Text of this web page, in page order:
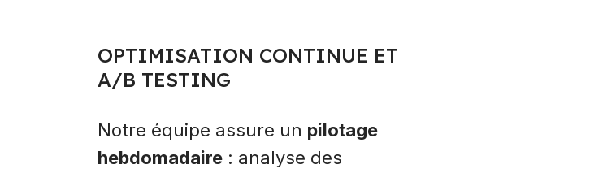
OPTIMISATION CONTINUE ET
A/B TESTING
Notre équipe assure un pilotage
hebdomadaire : analyse des